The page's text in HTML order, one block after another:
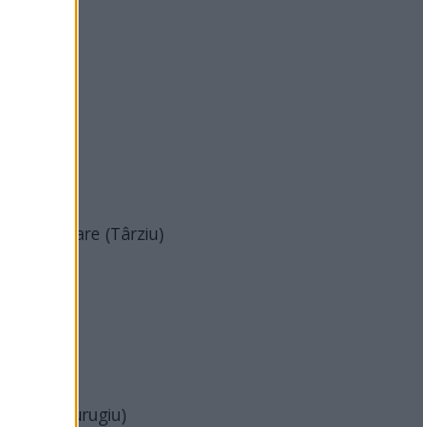
(Târziu)
(Surugiu)